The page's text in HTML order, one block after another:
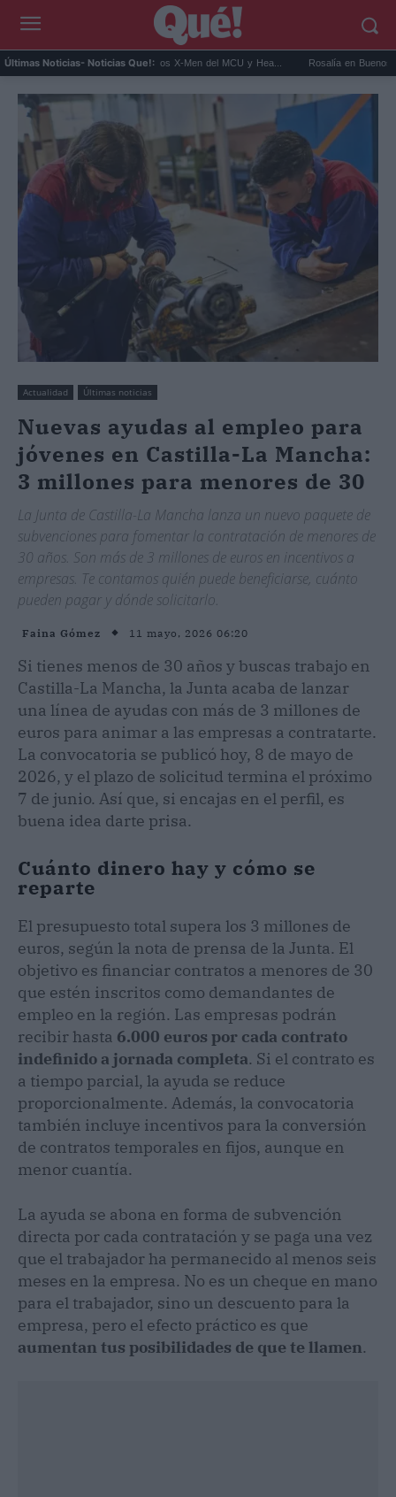
Últimas Noticias- Noticias Que!:
Connor será Cíclope en los X-Men del MCU y Hea... Rosalía en Buenos Aires:
Actualidad Últimas noticias
Nuevas ayudas al empleo para
jóvenes en Castilla-La Mancha:
3 millones para menores de 30
La Junta de Castilla-La Mancha lanza un nuevo paquete de
subvenciones para fomentar la contratación de menores de
30 años. Son más de 3 millones de euros en incentivos a
empresas. Te contamos quién puede beneficiarse, cuánto
pueden pagar y dónde solicitarlo.
Faina Gómez 11 mayo, 2026 06:20
Si tienes menos de 30 años y buscas trabajo en
Castilla-La Mancha, la Junta acaba de lanzar
una línea de ayudas con más de 3 millones de
euros para animar a las empresas a contratarte.
La convocatoria se publicó hoy, 8 de mayo de
2026, y el plazo de solicitud termina el próximo
7 de junio. Así que, si encajas en el perfil, es
buena idea darte prisa.
Cuánto dinero hay y cómo se
reparte
El presupuesto total supera los 3 millones de
euros, según la nota de prensa de la Junta. El
objetivo es financiar contratos a menores de 30
que estén inscritos como demandantes de
empleo en la región. Las empresas podrán
recibir hasta 6.000 euros por cada contrato
indefinido a jornada completa. Si el contrato es
a tiempo parcial, la ayuda se reduce
proporcionalmente. Además, la convocatoria
también incluye incentivos para la conversión
de contratos temporales en fijos, aunque en
menor cuantía.
La ayuda se abona en forma de subvención
directa por cada contratación y se paga una vez
que el trabajador ha permanecido al menos seis
meses en la empresa. No es un cheque en mano
para el trabajador, sino un descuento para la
empresa, pero el efecto práctico es que
aumentan tus posibilidades de que te llamen.